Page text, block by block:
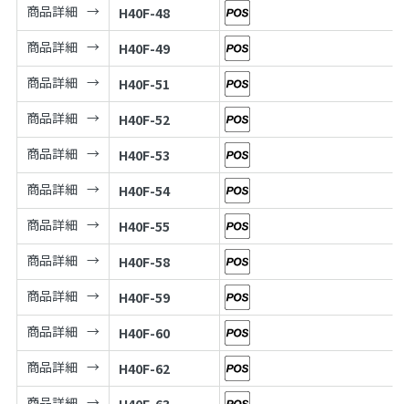
商品詳細
H40F-48
商品詳細
H40F-49
商品詳細
H40F-51
商品詳細
H40F-52
商品詳細
H40F-53
商品詳細
H40F-54
商品詳細
H40F-55
商品詳細
H40F-58
商品詳細
H40F-59
商品詳細
H40F-60
商品詳細
H40F-62